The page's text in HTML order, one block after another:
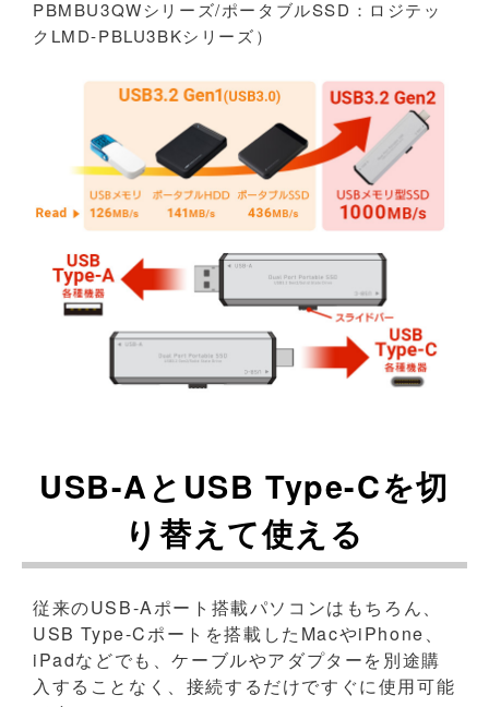
PBMBU3QWシリーズ/ポータブルSSD：ロジテッ
クLMD-PBLU3BKシリーズ）
USB-AとUSB Type-Cを切
り替えて使える
従来のUSB-Aポート搭載パソコンはもちろん、
USB Type-Cポートを搭載したMacやiPhone、
iPadなどでも、ケーブルやアダプターを別途購
入することなく、接続するだけですぐに使用可能